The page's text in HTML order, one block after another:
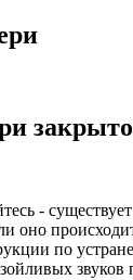
-
по
звуков